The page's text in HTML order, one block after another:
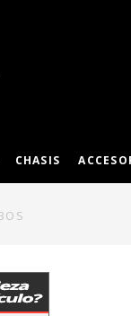
CHASIS